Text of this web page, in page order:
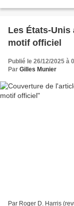
Les États-Unis
motif officiel
Publié le 26/12/2025 à
Par Gilles Munier
Par Roger D. Harris